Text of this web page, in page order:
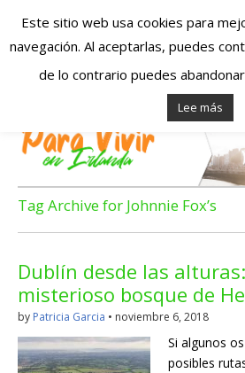
Españoles
Irlanda –
Irlanda –
en Irlanda –
Irlanda
Blog dedicado a los que viven,
Irlanda!
Tag Archive for Johnnie Fox’s
Dublín desde las
misterioso bosque de
by Patricia Garcia • noviembre 6, 2018
Si algunos
posibles
Este sitio web usa cookies para
navegación. Al aceptarlas, puedes
de lo contrario puedes
Lee más